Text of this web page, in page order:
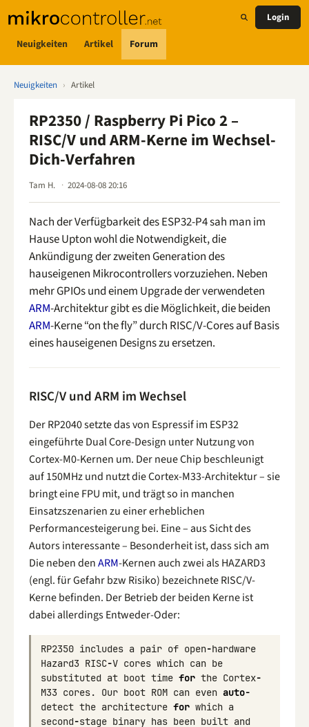
Neuigkeiten Artikel Forum
Login
Neuigkeiten › Artikel
RP2350 / Raspberry Pi Pico 2 –
RISC/V und ARM-Kerne im Wechsel-
Dich-Verfahren
Tam H. 2024-08-08 20:16
Nach der Verfügbarkeit des ESP32-P4 sah man im
Hause Upton wohl die Notwendigkeit, die
Ankündigung der zweiten Generation des
hauseigenen Mikrocontrollers vorzuziehen. Neben
mehr GPIOs und einem Upgrade der verwendeten
ARM-Architektur gibt es die Möglichkeit, die beiden
ARM-Kerne “on the fly” durch RISC/V-Cores auf Basis
eines hauseigenen Designs zu ersetzen.
RISC/V und ARM im Wechsel
Der RP2040 setzte das von Espressif im ESP32
eingeführte Dual Core-Design unter Nutzung von
Cortex-M0-Kernen um. Der neue Chip beschleunigt
auf 150MHz und nutzt die Cortex-M33-Architektur – sie
bringt eine FPU mit, und trägt so in manchen
Einsatzszenarien zu einer erheblichen
Performancesteigerung bei. Eine – aus Sicht des
Autors interessante – Besonderheit ist, dass sich am
Die neben denARM-Kernen auch zwei als HAZARD3
(engl. für Gefahr bzw Risiko) bezeichnete RISC/V-
Kerne befinden. Der Betrieb der beiden Kerne ist
dabei allerdings Entweder-Oder:
RP2350 includes a pair of open-hardware
Hazard3 RISC-V cores which can be
substituted at boot time for the Cortex-
M33 cores. Our boot ROM can even auto-
detect the architecture for which a
second-stage binary has been built and